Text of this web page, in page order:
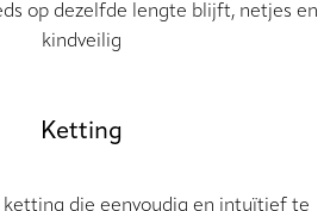
op dezelfde lengte blijft, netjes en
kindveilig
Ketting
ketting die eenvoudig en intuïtief te